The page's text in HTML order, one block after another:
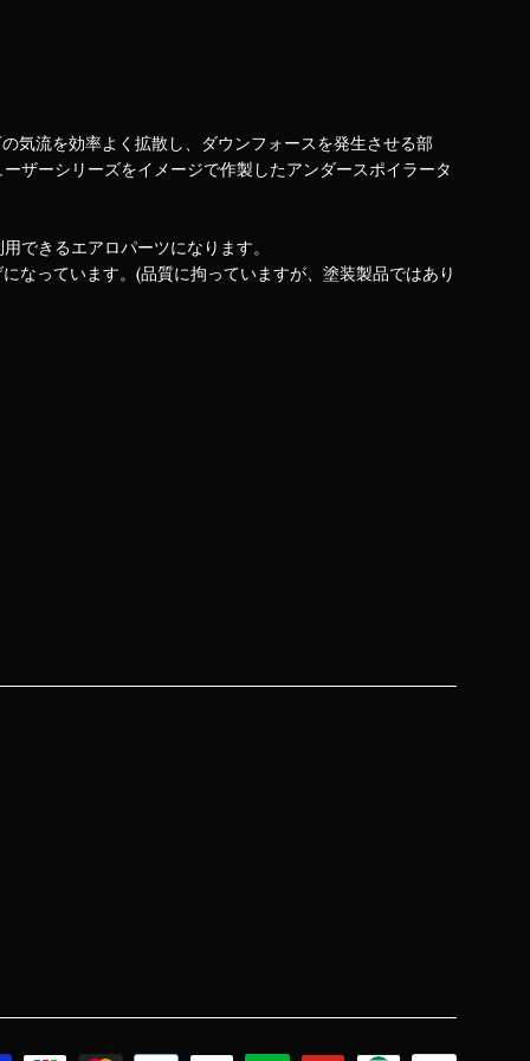
気流を効率よく拡散し、ダウンフォースを発生させる部
ザーシリーズをイメージで作製したアンダースポイラータ
できるエアロパーツになります。
なっています。(品質に拘っていますが、塗装製品ではあり